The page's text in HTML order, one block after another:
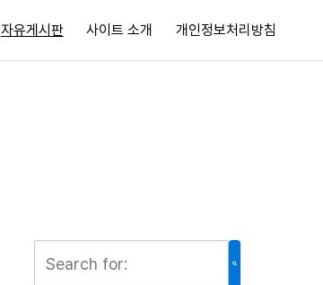
자유게시판 사이트 소개 개인정보처리방침